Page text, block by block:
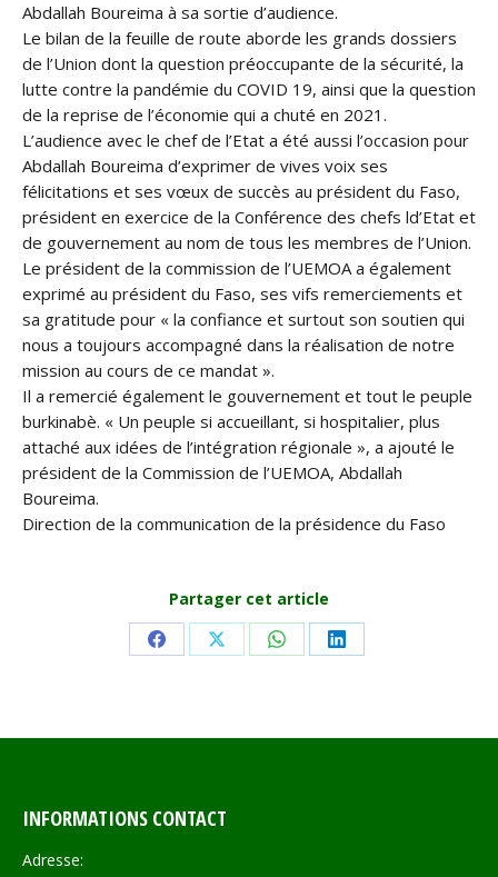
Abdallah Boureima à sa sortie d’audience.
Le bilan de la feuille de route aborde les grands dossiers
de l’Union dont la question préoccupante de la sécurité, la
lutte contre la pandémie du COVID 19, ainsi que la question
de la reprise de l’économie qui a chuté en 2021.
L’audience avec le chef de l’Etat a été aussi l’occasion pour
Abdallah Boureima d’exprimer de vives voix ses
félicitations et ses vœux de succès au président du Faso,
président en exercice de la Conférence des chefs ld’Etat et
de gouvernement au nom de tous les membres de l’Union.
Le président de la commission de l’UEMOA a également
exprimé au président du Faso, ses vifs remerciements et
sa gratitude pour « la confiance et surtout son soutien qui
nous a toujours accompagné dans la réalisation de notre
mission au cours de ce mandat ».
Il a remercié également le gouvernement et tout le peuple
burkinabè. « Un peuple si accueillant, si hospitalier, plus
attaché aux idées de l’intégration régionale », a ajouté le
président de la Commission de l’UEMOA, Abdallah
Boureima.
Direction de la communication de la présidence du Faso
Partager cet article
Share Share Share Share
INFORMATIONS CONTACT
Adresse: